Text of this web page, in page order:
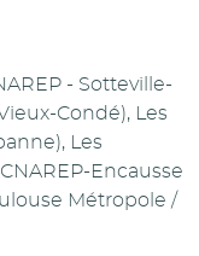
- Sotteville-
Condé), Les
Les
Encausse
Métropole /